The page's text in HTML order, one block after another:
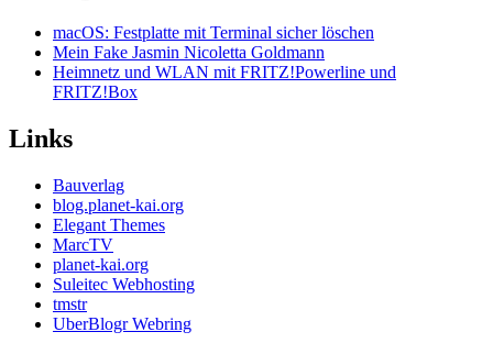
macOS: Festplatte mit Terminal sicher löschen
Mein Fake Jasmin Nicoletta Goldmann
Heimnetz und WLAN mit FRITZ!Powerline und
FRITZ!Box
Links
Bauverlag
blog.planet-kai.org
Elegant Themes
MarcTV
planet-kai.org
Suleitec Webhosting
tmstr
UberBlogr Webring